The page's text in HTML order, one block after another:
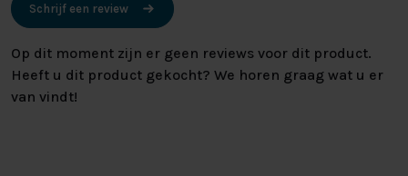
Schrijf een review
Op dit moment zijn er geen reviews voor dit product.
Heeft u dit product gekocht? We horen graag wat u er
van vindt!